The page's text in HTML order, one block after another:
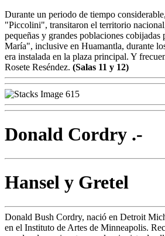
Durante un periodo de tiempo
"Piccolini", transitaron el territorio
pequeñas y grandes poblaciones cobijadas
María", inclusive en Huamantla, durante
era instalada en la plaza principal. Y
Rosete Reséndez. (Salas 11 y 12)
Donald Cordry .-
Hansel y Gretel
Donald Bush Cordry, nació en Detroit
en el Instituto de Artes de Minneapolis.